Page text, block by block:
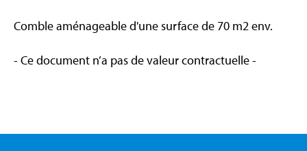
Comble aménageable d'une surface de 70 m2 env.
- Ce document n’a pas de valeur contractuelle -